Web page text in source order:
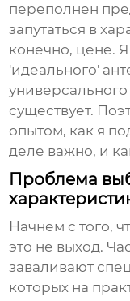
переполнен
запутаться в
конечно, цене. Я
'идеального'
существует.
опытом, как я
деле важно, и
Проблема
Начнем с того,
это не выход.
заваливают
которых на